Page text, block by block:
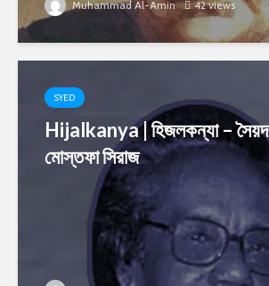
Muhammad Al-Amin 42 views
SYED
Hijalkanya | হিজলকন্যা – সৈয়দ
মোস্তফা সিরাজ